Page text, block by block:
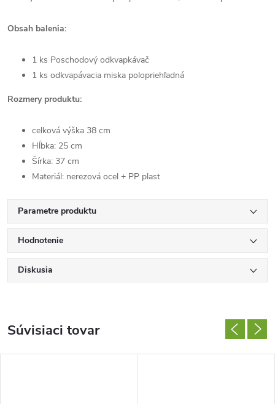
Obsah balenia:
1 ks Poschodový odkvapkávač
1 ks odkvapávacia miska polopriehľadná
Rozmery produktu:
celková výška 38 cm
Hĺbka: 25 cm
Šírka: 37 cm
Materiál: nerezová ocel + PP plast
Parametre produktu
Hodnotenie
Diskusia
Súvisiaci tovar